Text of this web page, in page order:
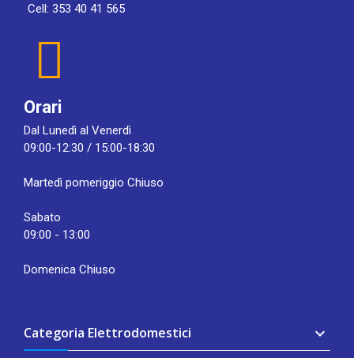
Cell: 353 40 41 565
Orari
Dal Lunedì al Venerdì
09:00-12:30 / 15:00-18:30
Martedì pomeriggio Chiuso
Sabato
09:00 - 13:00
Domenica Chiuso
Categoria Elettrodomestici 